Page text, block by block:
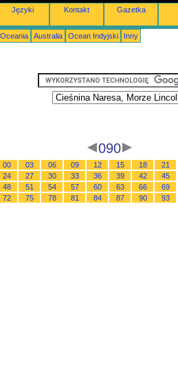
Języki Kontakt Gazetka
Oceania Australia Ocean Indyjski Inny
090
00 03 06 09 12 15 18
21
24
27 30 33 36 39 42
45
48
51 54 57 60 63 66
69
72
75 78 81 84 87 90 93